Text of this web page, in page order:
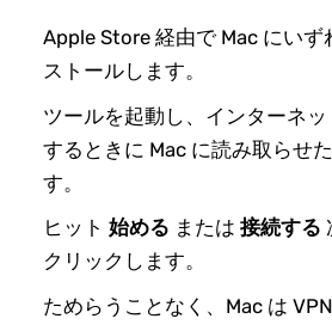
Apple Store 経由で Mac にいず
ストールします。
ツールを起動し、インターネ
するときに Mac に読み取らせ
す。
ヒット 始める または 接続する
クリックします。
ためらうことなく、Mac は